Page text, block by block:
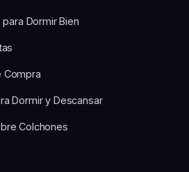
Dormir Bien
Compra
Dormir y Descansar
Colchones